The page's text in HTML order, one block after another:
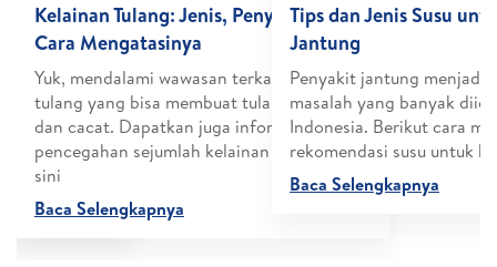
tulang yang
kepadatan
tulang
Kelainan Tulang: Jenis, Penyebab, dan
Cara Mengatasinya
Yuk, mendalami wawasan terkait kelainan
tulang yang bisa membuat tulang rapuh
dan cacat. Dapatkan juga informasi
pencegahan sejumlah kelainan tulang di
sini
Baca Selengkapnya
Tips dan Jenis Susu
Jantung
Penyakit jantung menjadi
masalah yang banyak
Indonesia. Berikut cara
rekomendasi susu untuk
Baca Selengkapnya